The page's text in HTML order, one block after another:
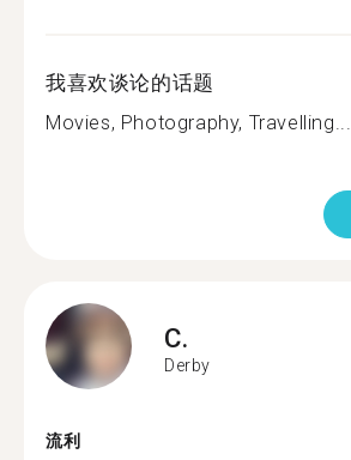
我喜欢谈论的话题
Movies, Photography, Travelling...
C.
Derby
流利